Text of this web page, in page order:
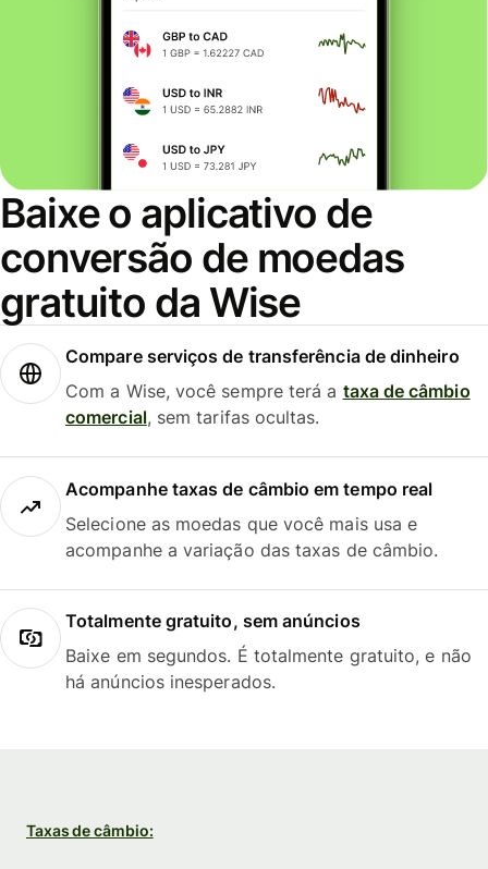
Baixe o aplicativo de
conversão de moedas
gratuito da Wise
Compare serviços de transferência de dinheiro
Com a Wise, você sempre terá a taxa de câmbio
comercial, sem tarifas ocultas.
Acompanhe taxas de câmbio em tempo real
Selecione as moedas que você mais usa e
acompanhe a variação das taxas de câmbio.
Totalmente gratuito, sem anúncios
Baixe em segundos. É totalmente gratuito, e não
há anúncios inesperados.
Taxas de câmbio: